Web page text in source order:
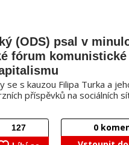
(ODS) psal v
fórum
se s kauzou Filipa Turka a
příspěvků na sociálních
0